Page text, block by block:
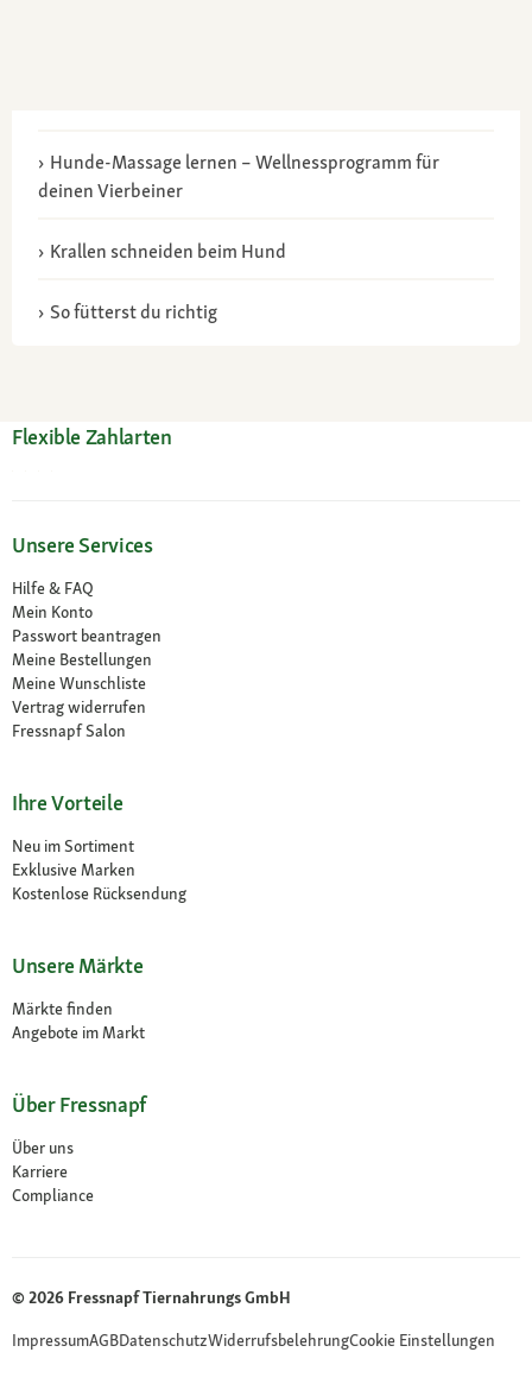
Hunde-Massage lernen – Wellnessprogramm für
deinen Vierbeiner
Krallen schneiden beim Hund
So fütterst du richtig
Flexible Zahlarten
Unsere Services
Hilfe & FAQ
Mein Konto
Passwort beantragen
Meine Bestellungen
Meine Wunschliste
Vertrag widerrufen
Fressnapf Salon
Ihre Vorteile
Neu im Sortiment
Exklusive Marken
Kostenlose Rücksendung
Unsere Märkte
Märkte finden
Angebote im Markt
Über Fressnapf
Über uns
Karriere
Compliance
© 2026 Fressnapf Tiernahrungs GmbH
ImpressumAGBDatenschutzWiderrufsbelehrungCookie Einstellungen